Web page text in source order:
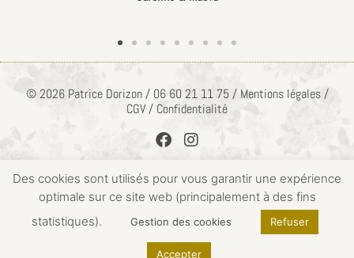
© 2026 Patrice Dorizon / 06 60 21 11 75 / Mentions légales /
CGV / Confidentialité
ACCÈS PRIVÉ
Des cookies sont utilisés pour vous garantir une expérience
optimale sur ce site web (principalement à des fins
statistiques).
Gestion des cookies Refuser
Accepter